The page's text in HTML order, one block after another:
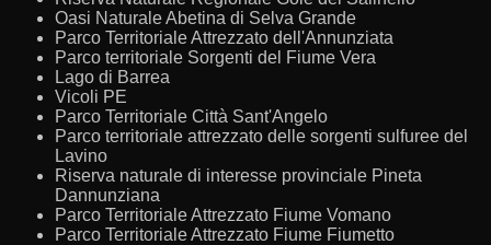
Oasi Naturale Abetina di Selva Grande
Parco Territoriale Attrezzato dell'Annunziata
Parco territoriale Sorgenti del Fiume Vera
Lago di Barrea
Vicoli PE
Parco Territoriale Città Sant'Angelo
Parco territoriale attrezzato delle sorgenti sulfuree del
Lavino
Riserva naturale di interesse provinciale Pineta
Dannunziana
Parco Territoriale Attrezzato Fiume Vomano
Parco Territoriale Attrezzato Fiume Fiumetto